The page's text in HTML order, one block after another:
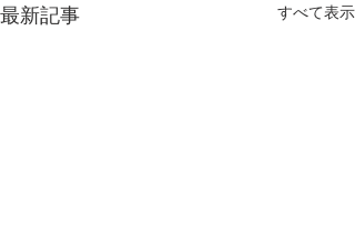
最新記事 すべて表示